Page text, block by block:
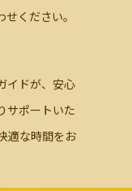
ください。
イドが、安心
サポートいた
適な時間をお